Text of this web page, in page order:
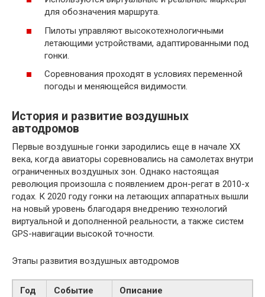
для обозначения маршрута.
Пилоты управляют высокотехнологичными
летающими устройствами, адаптированными под
гонки.
Соревнования проходят в условиях переменной
погоды и меняющейся видимости.
История и развитие воздушных
автодромов
Первые воздушные гонки зародились еще в начале XX
века, когда авиаторы соревновались на самолетах внутри
ограниченных воздушных зон. Однако настоящая
революция произошла с появлением дрон-регат в 2010-х
годах. К 2020 году гонки на летающих аппаратных вышли
на новый уровень благодаря внедрению технологий
виртуальной и дополненной реальности, а также систем
GPS-навигации высокой точности.
Этапы развития воздушных автодромов
Год Событие Описание